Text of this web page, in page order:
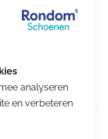
voor inlegzolen
analyseren
en verbeteren